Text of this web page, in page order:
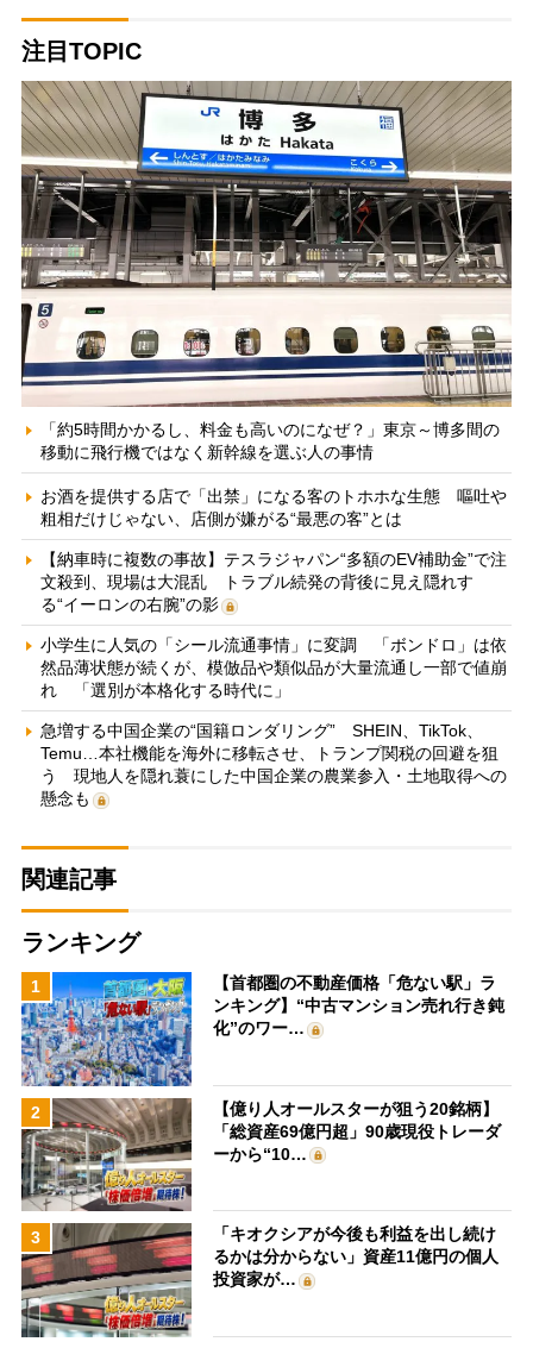
注目TOPIC
「約5時間かかるし、料金も高いのになぜ？」東京～博多間の
移動に飛行機ではなく新幹線を選ぶ人の事情
お酒を提供する店で「出禁」になる客のトホホな生態 嘔吐や
粗相だけじゃない、店側が嫌がる“最悪の客”とは
【納車時に複数の事故】テスラジャパン“多額のEV補助金”で注
文殺到、現場は大混乱 トラブル続発の背後に見え隠れす
る“イーロンの右腕”の影
小学生に人気の「シール流通事情」に変調 「ボンドロ」は依
然品薄状態が続くが、模倣品や類似品が大量流通し一部で値崩
れ 「選別が本格化する時代に」
急増する中国企業の“国籍ロンダリング” SHEIN、TikTok、
Temu…本社機能を海外に移転させ、トランプ関税の回避を狙
う 現地人を隠れ蓑にした中国企業の農業参入・土地取得への
懸念も
関連記事
ランキング
1
【首都圏の不動産価格「危ない駅」ラ
ンキング】“中古マンション売れ行き鈍
化”のワー…
2
【億り人オールスターが狙う20銘柄】
「総資産69億円超」90歳現役トレーダ
ーから“10…
3
「キオクシアが今後も利益を出し続け
るかは分からない」資産11億円の個人
投資家が…